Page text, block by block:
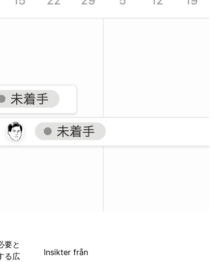
要と
る広
Insikter från